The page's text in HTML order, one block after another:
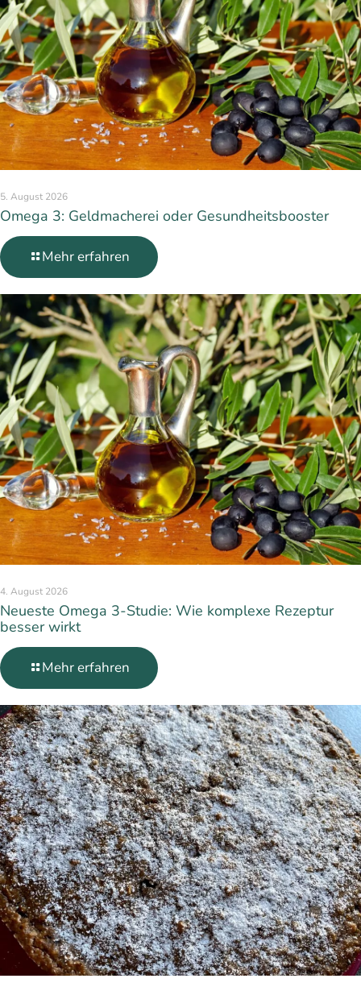
5. August 2026
Omega 3: Geldmacherei oder Gesundheitsbooster
Mehr erfahren
4. August 2026
Neueste Omega 3-Studie: Wie komplexe Rezeptur
besser wirkt
Mehr erfahren